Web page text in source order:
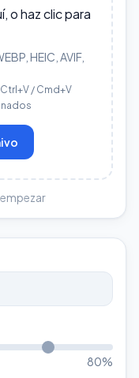
o haz clic para
HEIC, AVIF,
/ Cmd+V
80%